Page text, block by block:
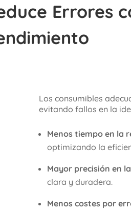
Errores
Los consumibles
evitando fallos en la
Menos tiempo en la
optimizando la
Mayor precisión en
clara y duradera.
Menos costes por